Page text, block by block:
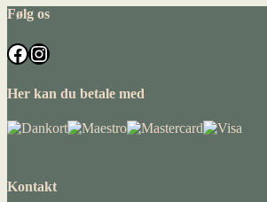
Følg os
Facebook
Instagram
Her kan du betale med
Kontakt